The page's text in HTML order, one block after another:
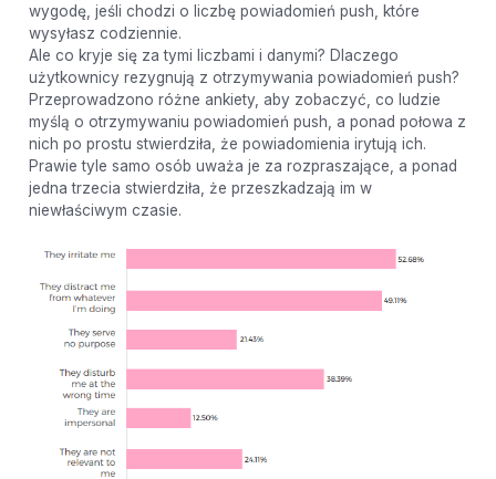
wygodę, jeśli chodzi o liczbę powiadomień push, które
wysyłasz codziennie.
Ale co kryje się za tymi liczbami i danymi? Dlaczego
użytkownicy rezygnują z otrzymywania powiadomień push?
Przeprowadzono różne ankiety, aby zobaczyć, co ludzie
myślą o otrzymywaniu powiadomień push, a ponad połowa z
nich po prostu stwierdziła, że ​​powiadomienia irytują ich.
Prawie tyle samo osób uważa je za rozpraszające, a ponad
jedna trzecia stwierdziła, że ​​przeszkadzają im w
niewłaściwym czasie.